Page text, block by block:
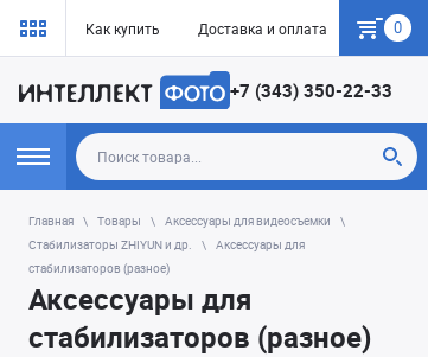
Как купить Доставка и оплата Гарантия
0
+7 (343) 350-22-33
Главная Товары
Аксессуары для видеосъемки
Стабилизаторы ZHIYUN и др.
Аксессуары для
стабилизаторов (разное)
Аксессуары для
стабилизаторов (разное)